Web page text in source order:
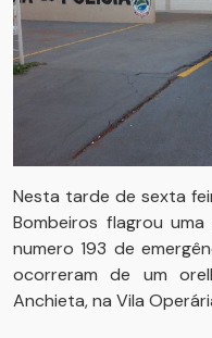
Nesta tarde de sexta
Bombeiros flagrou
numero 193 de
ocorreram de um
Anchieta, na Vila